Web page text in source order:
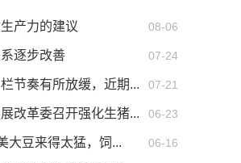
08-06
产力的建议
07-24
逐步改善
07-21
节奏有所放缓，近期...
06-23
改革委召开强化生猪...
06-16
大豆来得太猛，饲...